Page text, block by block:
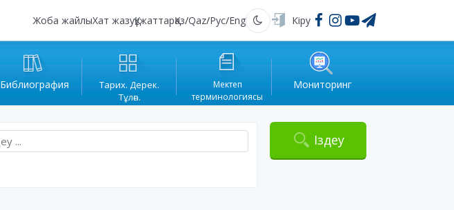
Жоба жайлыХат жазуҚұжаттарҚаз/Qaz/Рус/Eng Қараңғы Кіру
Библиография
Тарих. Дерек.
Тұлға.
Мектеп
терминологиясы
Мониторинг
Іздеу